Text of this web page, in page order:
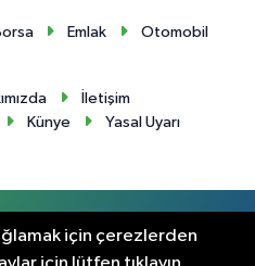
Emlak
Otomobil
İletişim
Künye Yasal Uyarı
için çerezlerden